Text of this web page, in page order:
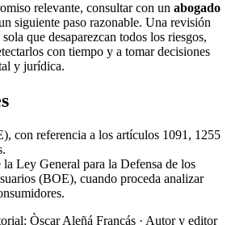
relevante, consultar con un abogado
siguiente paso razonable. Una revisión
que desaparezcan todos los riesgos,
con tiempo y a tomar decisiones
y jurídica.
con referencia a los artículos 1091, 1255
Ley General para la Defensa de los
(BOE), cuando proceda analizar
Òscar Aleñá Francás · Autor y editor